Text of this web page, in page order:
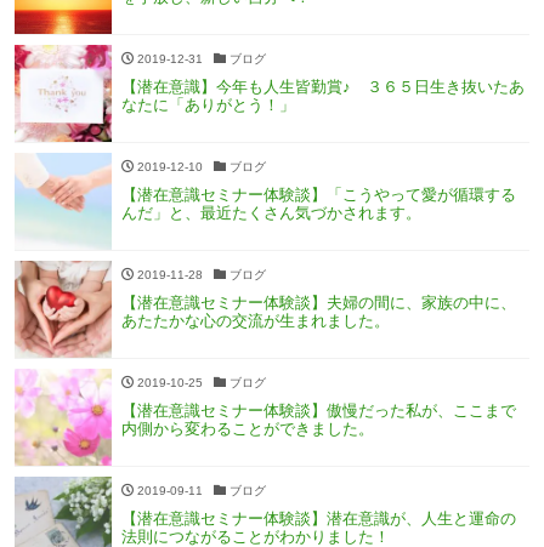
2019-12-31 ブログ
【潜在意識】今年も人生皆勤賞♪ ３６５日生き抜いたあ
なたに「ありがとう！」
2019-12-10 ブログ
【潜在意識セミナー体験談】「こうやって愛が循環する
んだ」と、最近たくさん気づかされます。
2019-11-28 ブログ
【潜在意識セミナー体験談】夫婦の間に、家族の中に、
あたたかな心の交流が生まれました。
2019-10-25 ブログ
【潜在意識セミナー体験談】傲慢だった私が、ここまで
内側から変わることができました。
2019-09-11 ブログ
【潜在意識セミナー体験談】潜在意識が、人生と運命の
法則につながることがわかりました！